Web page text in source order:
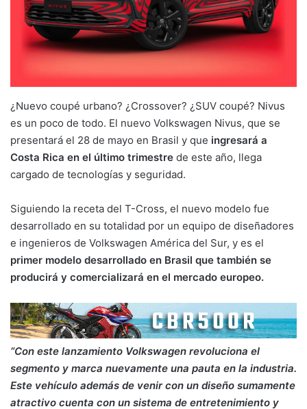
¿Nuevo coupé urbano? ¿Crossover? ¿SUV coupé? Nivus
es un poco de todo. El nuevo Volkswagen Nivus, que se
presentará el 28 de mayo en Brasil y que ingresará a
Costa Rica en el último trimestre de este año, llega
cargado de tecnologías y seguridad.
Siguiendo la receta del T-Cross, el nuevo modelo fue
desarrollado en su totalidad por un equipo de diseñadores
e ingenieros de Volkswagen América del Sur, y es el
primer modelo desarrollado en Brasil que también se
producirá y comercializará en el mercado europeo.
“Con este lanzamiento Volkswagen revoluciona el
segmento y marca nuevamente una pauta en la industria.
Este vehículo además de venir con un diseño sumamente
atractivo cuenta con un sistema de entretenimiento y